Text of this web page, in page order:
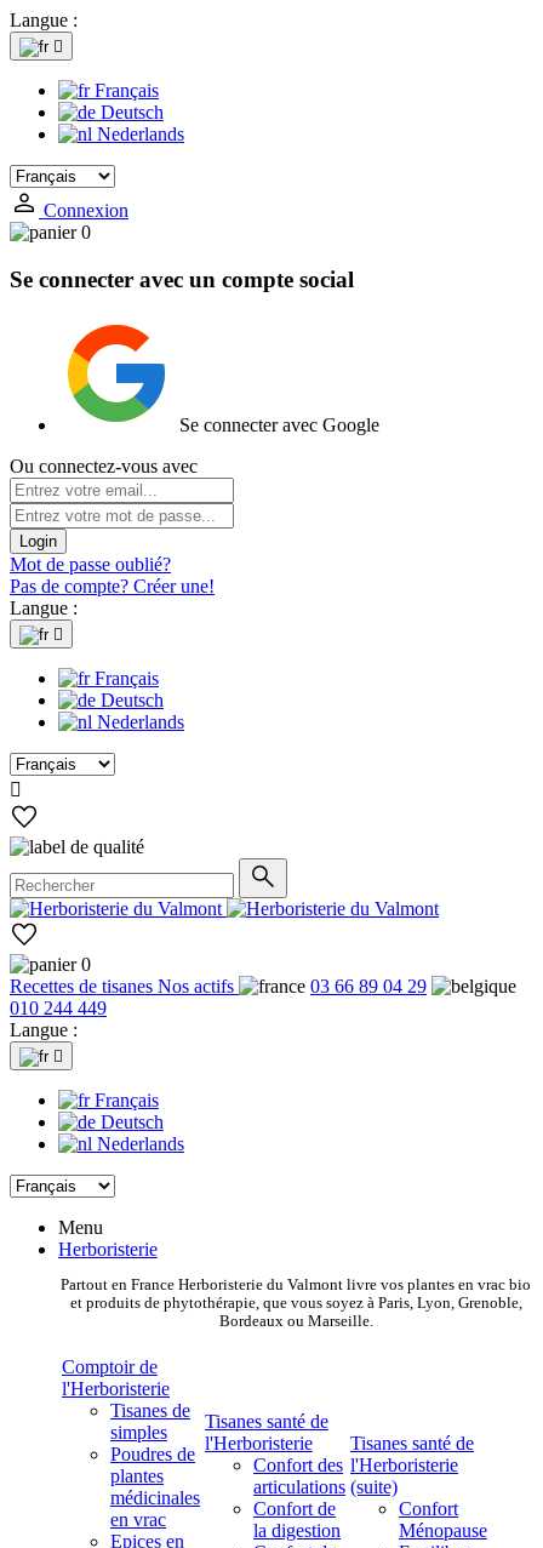
Langue :

Français
Deutsch
Nederlands
Connexion
0
Se connecter avec un compte social
Se connecter avec Google
Ou connectez-vous avec
Login
Mot de passe oublié?
Pas de compte? Créer une!
Langue :

Français
Deutsch
Nederlands

0
Recettes de tisanes Nos actifs
03 66 89 04 29
010 244 449
Langue :

Français
Deutsch
Nederlands
Menu
Herboristerie
Partout en France Herboristerie du Valmont livre vos plantes en vrac bio
et produits de phytothérapie, que vous soyez à Paris, Lyon, Grenoble,
Bordeaux ou Marseille.
Comptoir de
l'Herboristerie
Tisanes de
simples
Poudres de
plantes
médicinales
en vrac
Epices en
Tisanes santé de
l'Herboristerie
Confort des
articulations
Confort de
la digestion
Tisanes santé de
l'Herboristerie
(suite)
Confort
Ménopause